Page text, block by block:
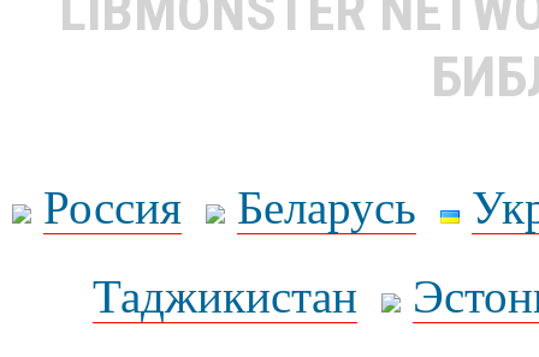
Россия Беларусь
Таджикистан